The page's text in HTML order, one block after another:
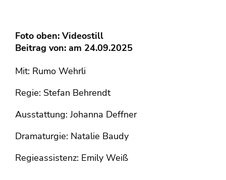
Foto oben: Videostill
Beitrag von: am 24.09.2025
Mit: Rumo Wehrli
Regie: Stefan Behrendt
Ausstattung: Johanna Deffner
Dramaturgie: Natalie Baudy
Regieassistenz: Emily Weiß